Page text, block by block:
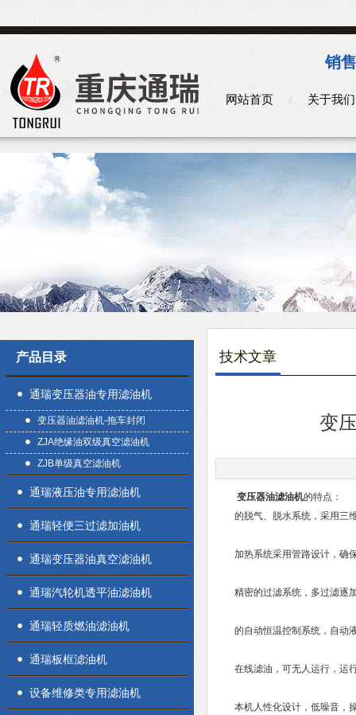
销
网站首页 关于我们
产品目录
通瑞变压器油专用滤油机
变压器油滤油机-拖车封闭
ZJA绝缘油双级真空滤油机
ZJB单级真空滤油机
通瑞液压油专用滤油机
通瑞轻便三过滤加油机
通瑞变压器油真空滤油机
通瑞汽轮机透平油滤油机
通瑞轻质燃油滤油机
通瑞板框滤油机
设备维修类专用滤油机
技术文章
变
变压器油滤油机的特点：
的脱气、脱水系统，采用三维
加热系统采用管路设计，确
精密的过滤系统，多过滤逐加
的自动恒温控制系统，自动液
在线滤油，可无人运行，运
本机人性化设计，低噪音，操